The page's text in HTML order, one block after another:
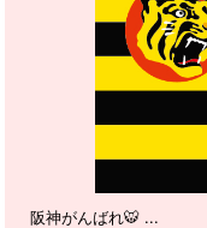
阪神がんばれ🐯 ...